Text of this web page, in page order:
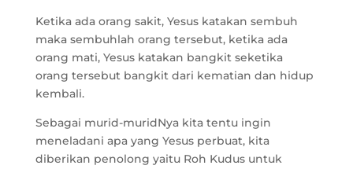
Ketika ada orang sakit, Yesus katakan sembuh
maka sembuhlah orang tersebut, ketika ada
orang mati, Yesus katakan bangkit seketika
orang tersebut bangkit dari kematian dan hidup
kembali.
Sebagai murid-muridNya kita tentu ingin
meneladani apa yang Yesus perbuat, kita
diberikan penolong yaitu Roh Kudus untuk